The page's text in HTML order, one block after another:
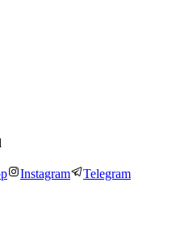
Instagram Telegram